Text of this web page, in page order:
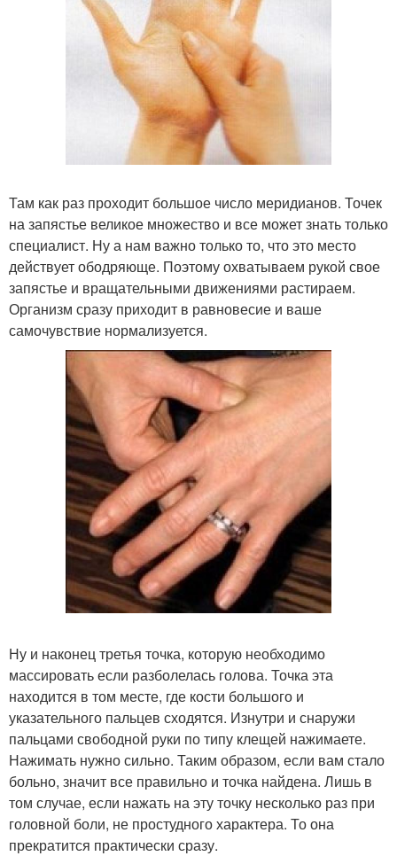
Там как раз проходит большое число меридианов. Точек
на запястье великое множество и все может знать только
специалист. Ну а нам важно только то, что это место
действует ободряюще. Поэтому охватываем рукой свое
запястье и вращательными движениями растираем.
Организм сразу приходит в равновесие и ваше
самочувствие нормализуется.
Ну и наконец третья точка, которую необходимо
массировать если разболелась голова. Точка эта
находится в том месте, где кости большого и
указательного пальцев сходятся. Изнутри и снаружи
пальцами свободной руки по типу клещей нажимаете.
Нажимать нужно сильно. Таким образом, если вам стало
больно, значит все правильно и точка найдена. Лишь в
том случае, если нажать на эту точку несколько раз при
головной боли, не простудного характера. То она
прекратится практически сразу.